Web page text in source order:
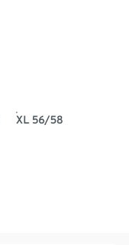
XL 56/58